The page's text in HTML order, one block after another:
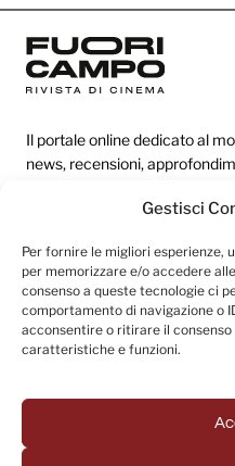
Gestisci
Per fornire le migliori esperienze,
per memorizzare e/o accedere
consenso a queste tecnologie ci
comportamento di navigazione o
acconsentire o ritirare il
caratteristiche e funzioni.
Il portale online dedicato al
news, recensioni,
Redazione
Categorie
Link utili
Seguici sui